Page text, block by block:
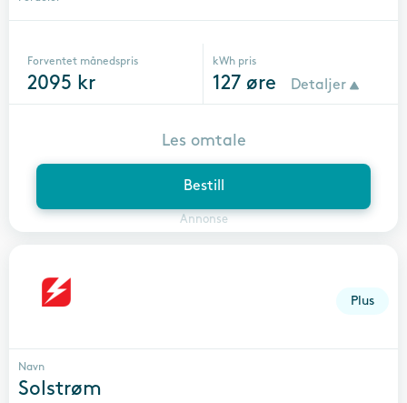
Forventet månedspris
2095 kr
kWh pris
127 øre Detaljer
Bestill
Annonse
Les omtale
Plus
Navn
Solstrøm